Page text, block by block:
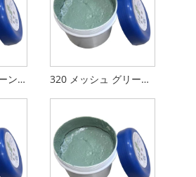
280メッシュグリーンシリコン研磨砂 320 メッシュ グリーン シリコン研磨砂